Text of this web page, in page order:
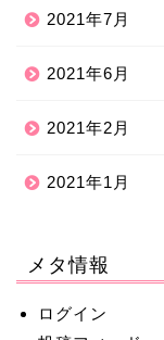
2021年7月
2021年6月
2021年2月
2021年1月
メタ情報
ログイン